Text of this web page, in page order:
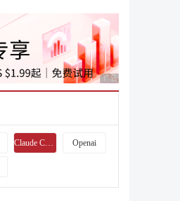
广告 商业广告，理性
Claude Code Openai